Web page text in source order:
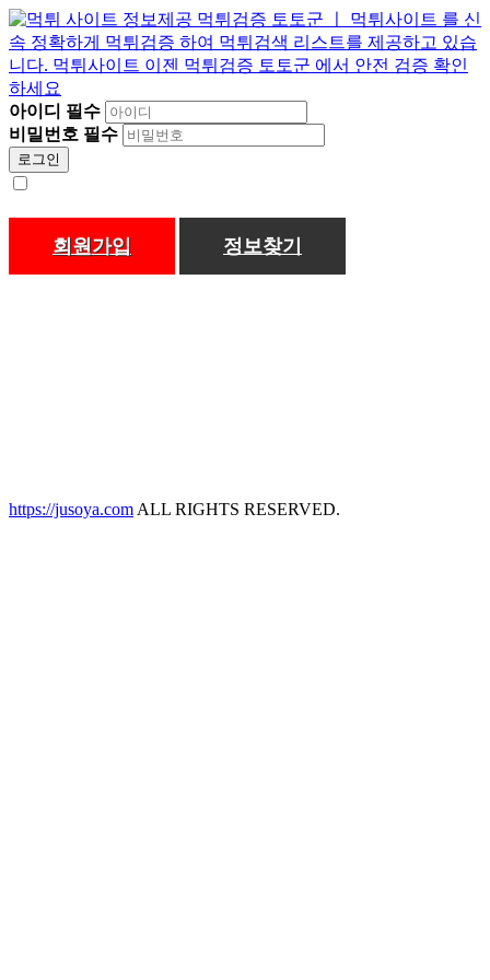
아이디 필수
비밀번호 필수
로그인
회원가입 정보찾기
https://jusoya.comALL RIGHTS RESERVED.